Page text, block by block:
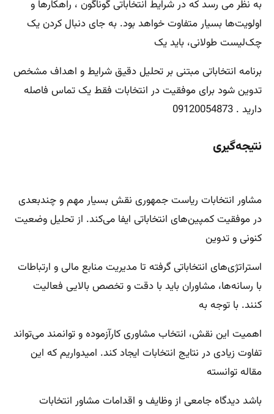
به نظر می رسد که در شرایط انتخاباتی گوناگون ، راهکارها و
اولویت‌ها بسیار متفاوت خواهد بود. به جای دنبال کردن یک
چک‌لیست طولانی، باید یک
برنامه انتخاباتی مبتنی بر تحلیل دقیق شرایط و اهداف مشخص
تدوین شود برای موفقیت در انتخابات فقط یک تماس فاصله
دارید . 09120054873
نتیجه‌گیری
مشاور انتخابات ریاست جمهوری نقش بسیار مهم و چندبعدی
در موفقیت کمپین‌های انتخاباتی ایفا می‌کند. از تحلیل وضعیت
کنونی و تدوین
استراتژی‌های انتخاباتی گرفته تا مدیریت منابع مالی و ارتباطات
با رسانه‌ها، مشاوران باید با دقت و تخصص بالایی فعالیت
کنند. با توجه به
اهمیت این نقش، انتخاب مشاوری کارآزموده و توانمند می‌تواند
تفاوت زیادی در نتایج انتخابات ایجاد کند. امیدواریم که این
مقاله توانسته
باشد دیدگاه جامعی از وظایف و اقدامات مشاور انتخابات